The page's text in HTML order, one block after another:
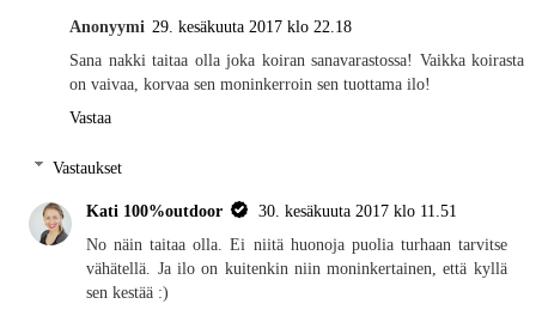
Anonyymi 29. kesäkuuta 2017 klo 22.18
Sana nakki taitaa olla joka koiran sanavarastossa! Vaikka koirasta
on vaivaa, korvaa sen moninkerroin sen tuottama ilo!
Vastaa
Vastaukset
Kati 100%outdoor
30. kesäkuuta 2017 klo 11.51
No näin taitaa olla. Ei niitä huonoja puolia turhaan tarvitse
vähätellä. Ja ilo on kuitenkin niin moninkertainen, että kyllä
sen kestää :)